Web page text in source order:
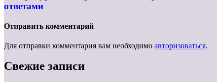
ответами
Отправить комментарий
Для отправки комментария вам необходимо авторизоваться.
Свежие записи